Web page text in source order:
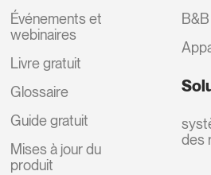
Événements et
webinaires
Livre gratuit
Glossaire
Guide gratuit
Mises à jour du
produit
des